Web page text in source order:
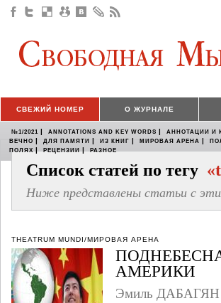
СВЕЖИЙ НОМЕР О ЖУРНАЛЕ
№1/2021 | ANNOTATIONS AND KEY WORDS | АННОТАЦИИ И
ВЕЧНО | ДЛЯ ПАМЯТИ | ИЗ КНИГ | МИРОВАЯ АРЕНА |
ПОЛЯХ | РЕЦЕНЗИИ | РАЗНОЕ
Список статей по тегу
Ниже представлены статьи с
THEATRUM MUNDI/МИРОВАЯ АРЕНА
АМЕРИКИ
Эмиль ДАБАГЯН